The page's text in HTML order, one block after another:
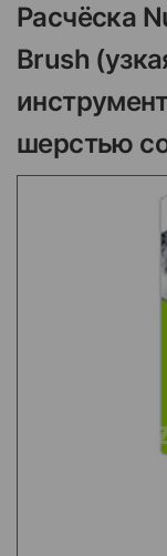
Расчёска
Brush
шерстью